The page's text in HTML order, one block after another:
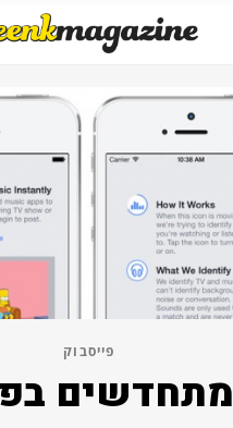
פייסבוק
מתחדשים